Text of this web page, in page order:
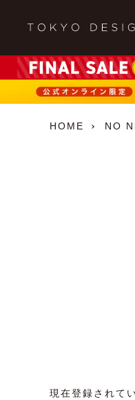
HOME NO
現在登録されて